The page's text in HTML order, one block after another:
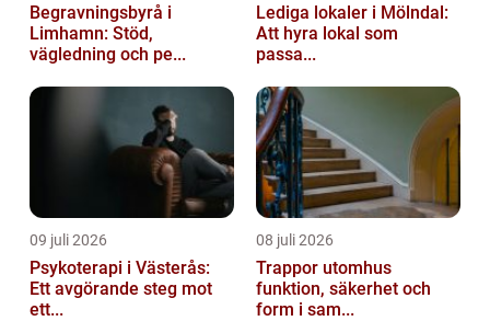
Begravningsbyrå i
Limhamn: Stöd,
vägledning och pe...
Lediga lokaler i Mölndal:
Att hyra lokal som
passa...
09 juli 2026
Psykoterapi i Västerås:
Ett avgörande steg mot
ett...
08 juli 2026
Trappor utomhus
funktion, säkerhet och
form i sam...